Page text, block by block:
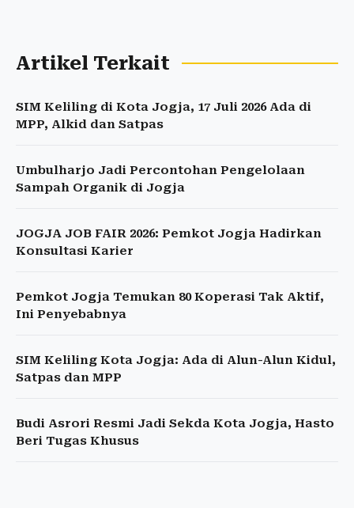
Artikel Terkait
SIM Keliling di Kota Jogja, 17 Juli 2026 Ada di
MPP, Alkid dan Satpas
Umbulharjo Jadi Percontohan Pengelolaan
Sampah Organik di Jogja
JOGJA JOB FAIR 2026: Pemkot Jogja Hadirkan
Konsultasi Karier
Pemkot Jogja Temukan 80 Koperasi Tak Aktif,
Ini Penyebabnya
SIM Keliling Kota Jogja: Ada di Alun-Alun Kidul,
Satpas dan MPP
Budi Asrori Resmi Jadi Sekda Kota Jogja, Hasto
Beri Tugas Khusus